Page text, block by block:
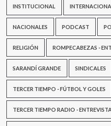
INSTITUCIONAL
NACIONALES PODCAST
RELIGIÓN ROMPECABEZAS -
SARANDÍ GRANDE SINDICALES
TERCER TIEMPO - FÚTBOL Y GOLES
TERCER TIEMPO RADIO -